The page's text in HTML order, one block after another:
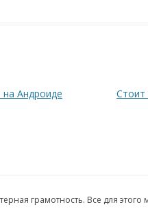
Андроиде Стоит
грамотность. Все для